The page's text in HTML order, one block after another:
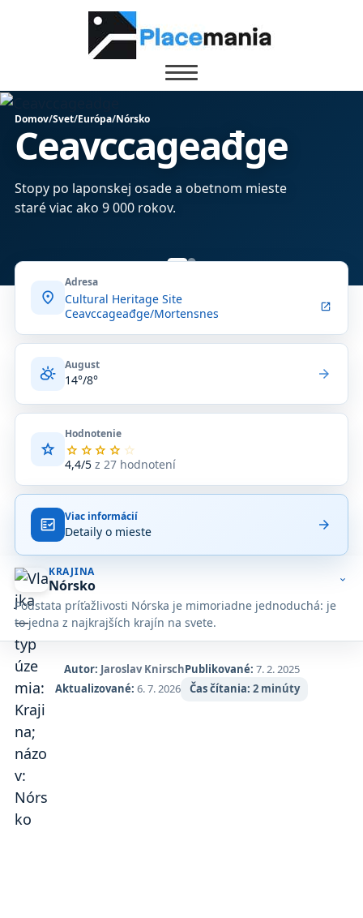
Domov/Svet/Európa/Nórsko
Ceavccageađge
Stopy po laponskej osade a obetnom mieste
staré viac ako 9 000 rokov.
location_on
Adresa
Cultural Heritage Site
Ceavccageađge/Mortensnes
open_in_new
partly_cloudy_day August
14°/8° arrow_forward
star
Hodnotenie
star star star star star
4,4/5z 27 hodnotení
Priemerné
hodnotenie
z
na
základe
27
hodnotení
na
Google
Maps.
fact_check Viac informácií
Detaily o mieste arrow_forward
KRAJINA
Nórsko
Podstata príťažlivosti Nórska je mimoriadne jednoduchá: je
to jedna z najkrajších krajín na svete.
expand_more
Autor: Jaroslav KnirschPublikované: 7. 2. 2025
Aktualizované: 6. 7. 2026 Čas čítania: 2 minúty